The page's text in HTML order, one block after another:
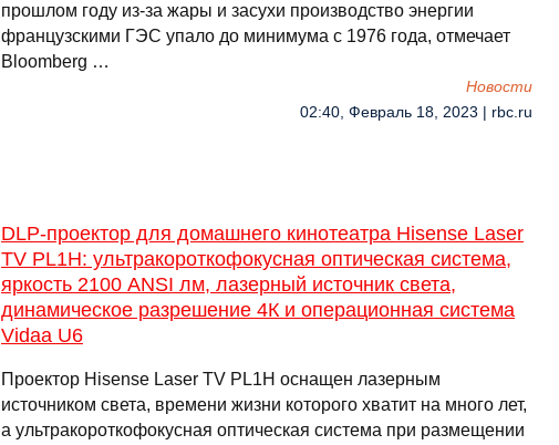
прошлом году из-за жары и засухи производство энергии
французскими ГЭС упало до минимума с 1976 года, отмечает
Bloomberg …
Новости
02:40, Февраль 18, 2023 | rbc.ru
DLP-проектор для домашнего кинотеатра Hisense Laser
TV PL1H: ультракороткофокусная оптическая система,
яркость 2100 ANSI лм, лазерный источник света,
динамическое разрешение 4К и операционная система
Vidaa U6
Проектор Hisense Laser TV PL1H оснащен лазерным
источником света, времени жизни которого хватит на много лет,
а ультракороткофокусная оптическая система при размещении